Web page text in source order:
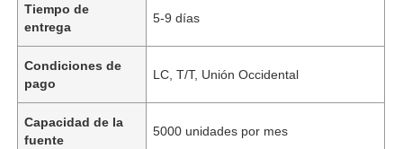
Tiempo de
entrega
5-9 días
Condiciones de
pago
LC, T/T, Unión Occidental
Capacidad de la
fuente
5000 unidades por mes